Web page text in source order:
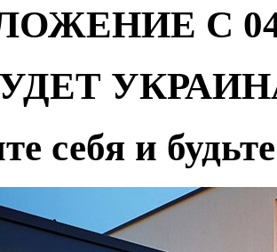
С
себя и